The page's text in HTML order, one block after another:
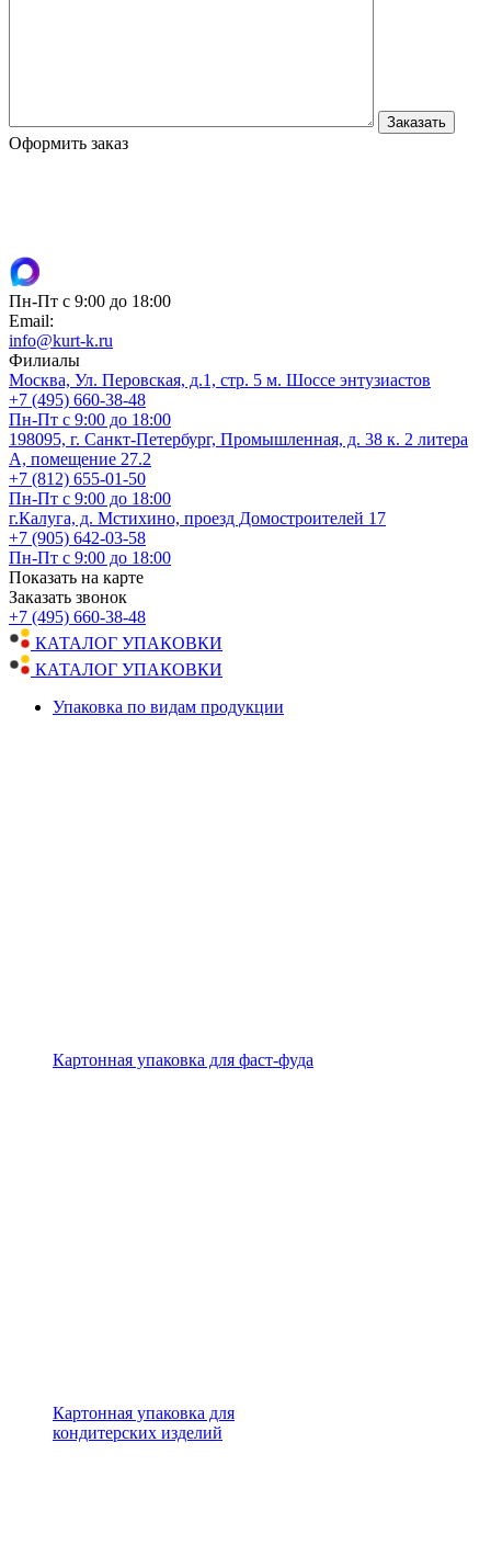
Оформить заказ
Пн-Пт с 9:00 до 18:00
Email:
info@kurt-k.ru
Филиалы
Москва, Ул. Перовская, д.1, стр. 5 м. Шоссе энтузиастов
+7 (495) 660-38-48
Пн-Пт с 9:00 до 18:00
198095, г. Санкт-Петербург, Промышленная, д. 38 к. 2 литера
А, помещение 27.2
+7 (812) 655-01-50
Пн-Пт с 9:00 до 18:00
г.Калуга, д. Мстихино, проезд Домостроителей 17
+7 (905) 642-03-58
Пн-Пт с 9:00 до 18:00
Показать на карте
Заказать звонок
+7 (495) 660-38-48
КАТАЛОГ УПАКОВКИ
КАТАЛОГ УПАКОВКИ
Упаковка по видам продукции
Картонная упаковка для фаст-фуда
Картонная упаковка для
кондитерских изделий